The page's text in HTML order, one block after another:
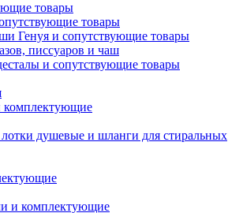
товары
товары
Генуя и сопутствующие товары
писсуаров и чаш
и сопутствующие товары
душевые и шланги для стиральных
и комплектующие